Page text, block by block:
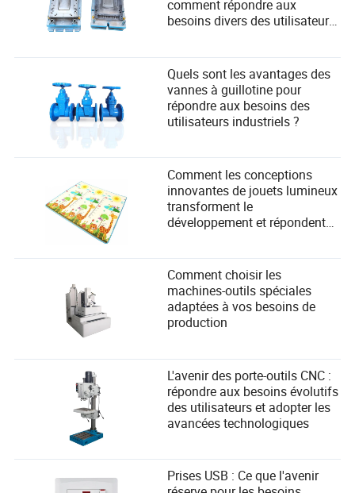
comment répondre aux
besoins divers des utilisateurs
Quels sont les avantages des
vannes à guillotine pour
répondre aux besoins des
utilisateurs industriels ?
Comment les conceptions
innovantes de jouets lumineux
transforment le
développement et répondent
enfants
Comment choisir les
machines-outils spéciales
adaptées à vos besoins de
production
L'avenir des porte-outils CNC :
répondre aux besoins évolutifs
des utilisateurs et adopter les
avancées technologiques
Prises USB : Ce que l'avenir